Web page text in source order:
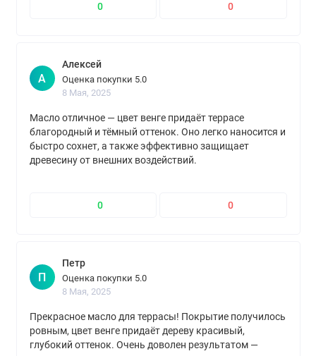
0 0
А
Алексей
Оценка покупки 5.0
8 Мая, 2025
Масло отличное — цвет венге придаёт террасе
благородный и тёмный оттенок. Оно легко наносится и
быстро сохнет, а также эффективно защищает
древесину от внешних воздействий.
0 0
П
Петр
Оценка покупки 5.0
8 Мая, 2025
Прекрасное масло для террасы! Покрытие получилось
ровным, цвет венге придаёт дереву красивый,
глубокий оттенок. Очень доволен результатом —